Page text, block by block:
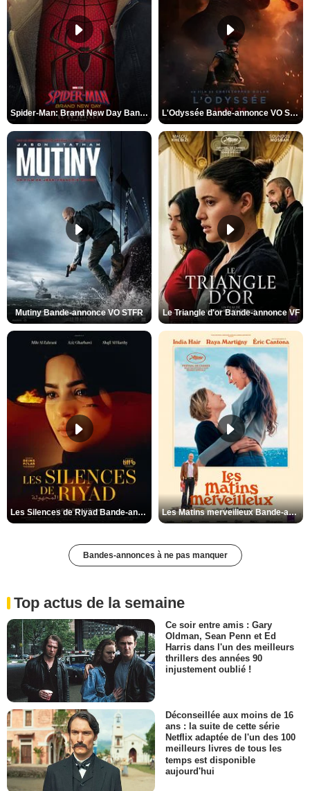
Spider-Man: Brand New Day Bande-annonce VO STFR L'Odyssée Bande-annonce VO STFR
Mutiny Bande-annonce VO STFR Le Triangle d'or Bande-annonce VF
Les Silences de Riyad Bande-annonce VO STFR Les Matins merveilleux Bande-annonce VF
Bandes-annonces à ne pas manquer
Top actus de la semaine
Ce soir entre amis : Gary
Oldman, Sean Penn et Ed
Harris dans l'un des meilleurs
thrillers des années 90
injustement oublié !
Déconseillée aux moins de 16
ans : la suite de cette série
Netflix adaptée de l'un des 100
meilleurs livres de tous les
temps est disponible
aujourd'hui